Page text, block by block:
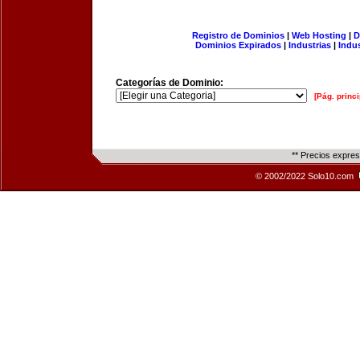
Registro de Dominios| Web Hosting |
Dominios Expirados | Industrias |
Categorías de Dominio:
[Pág.
** Precios
© 2002/2022 Solo10.com